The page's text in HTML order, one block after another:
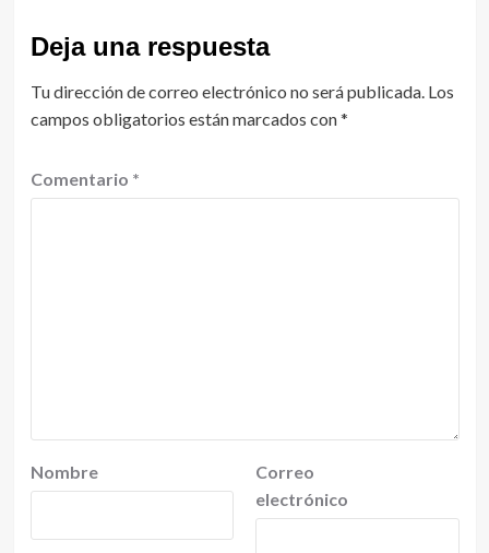
Deja una respuesta
Tu dirección de correo electrónico no será publicada. Los
campos obligatorios están marcados con*
Comentario *
Nombre
Correo
electrónico